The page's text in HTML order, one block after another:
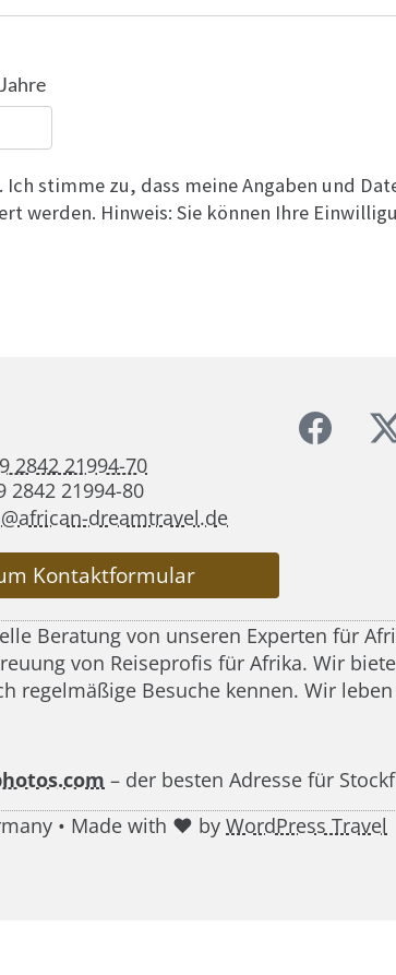
stimme zu, dass meine Angaben und
werden. Hinweis: Sie können Ihre
2842 21994-70
2842 21994-80
dreamtravel.de
Kontaktformular
Beratung von unseren Experten für
von Reiseprofis für Afrika. Wir
Besuche kennen. Wir
– der besten Adresse für
• Made with ♥ by WordPress Travel